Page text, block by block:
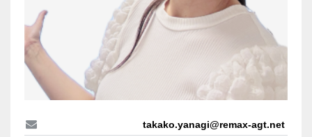
takako.yanagi@remax-agt.net